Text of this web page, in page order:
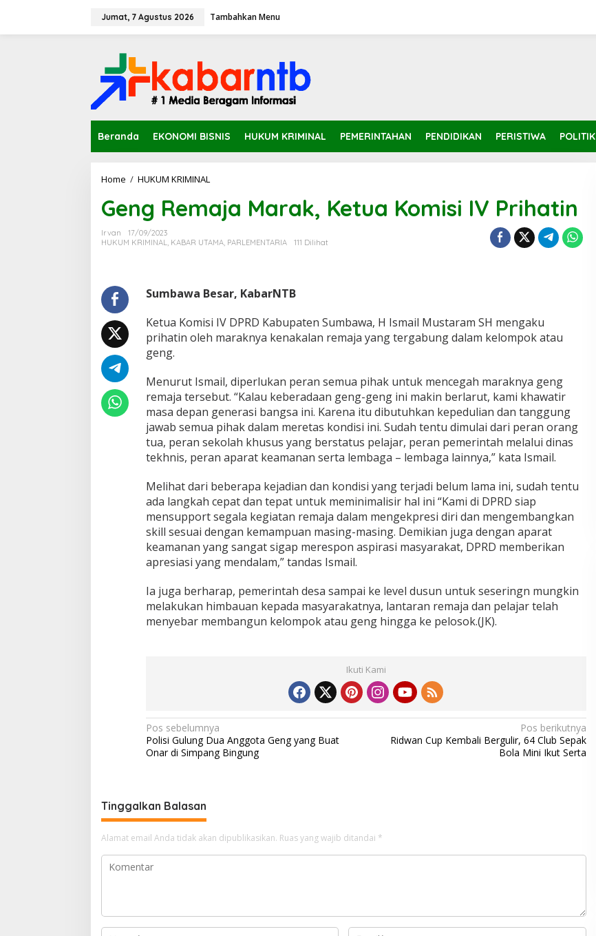
Jumat, 7 Agustus 2026 Tambahkan Menu
Beranda EKONOMI BISNIS HUKUM KRIMINAL PEMERINTAHAN PENDIDIKAN PERISTIWA POLITIK
Home / HUKUM KRIMINAL
n
g
e
a
a
r
a
K
e
t
u
a
K
m
s
I
P
r
i
a
i
n
Geng Remaja Marak, Ketua Komisi IV Prihatin
Irvan
17/09/2023
HUKUM KRIMINAL, KABAR UTAMA, PARLEMENTARIA 111 Dilihat
Sumbawa Besar, KabarNTB
Ketua Komisi IV DPRD Kabupaten Sumbawa, H Ismail Mustaram SH mengaku
prihatin oleh maraknya kenakalan remaja yang tergabung dalam kelompok atau
geng.
Menurut Ismail, diperlukan peran semua pihak untuk mencegah maraknya geng
remaja tersebut. “Kalau keberadaan geng-geng ini makin berlarut, kami khawatir
masa depan generasi bangsa ini. Karena itu dibutuhkan kepedulian dan tanggung
jawab semua pihak dalam meretas kondisi ini. Sudah tentu dimulai dari peran orang
tua, peran sekolah khusus yang berstatus pelajar, peran pemerintah melalui dinas
tekhnis, peran aparat keamanan serta lembaga – lembaga lainnya,” kata Ismail.
Melihat dari beberapa kejadian dan kondisi yang terjadi belum lama ini, sudah tentu
ada langkah cepat dan tepat untuk meminimalisir hal ini “Kami di DPRD siap
mensupport segala kegiatan remaja dalam mengekpresi diri dan mengembangkan
skill sesuai dengan kemampuan masing-masing. Demikian juga dengan aparat
keamanan yang sangat sigap merespon aspirasi masyarakat, DPRD memberikan
apresiasi yang mendalam,” tandas Ismail.
Ia juga berharap, pemerintah desa sampai ke level dusun untuk seseringn mungkin
melakukan himbauan kepada masyarakatnya, lantaran remaja dan pelajar telah
menyebar membangun kelompok atau geng hingga ke pelosok.(JK).
Ikuti Kami
N
a
g
a
s
i
s
Pos sebelumnya
Polisi Gulung Dua Anggota Geng yang Buat
Onar di Simpang Bingung
Pos berikutnya
Ridwan Cup Kembali Bergulir, 64 Club Sepak
Bola Mini Ikut Serta
Tinggalkan Balasan
Alamat email Anda tidak akan dipublikasikan. Ruas yang wajib ditandai *